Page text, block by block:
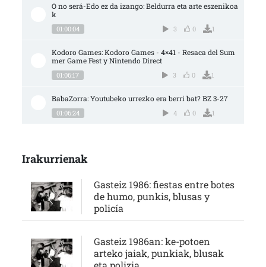
O no será-Edo ez da izango: Beldurra eta arte eszenikoa
k
01:00:04 3 0 1
Kodoro Games: Kodoro Games - 4×41 - Resaca del Sum
mer Game Fest y Nintendo Direct
01:06:17 3 0 1
BabaZorra: Youtubeko urrezko era berri bat? BZ 3-27
01:06:24 4 0 1
Irakurrienak
Gasteiz 1986: fiestas entre botes
de humo, punkis, blusas y
policía
Gasteiz 1986an: ke-potoen
arteko jaiak, punkiak, blusak